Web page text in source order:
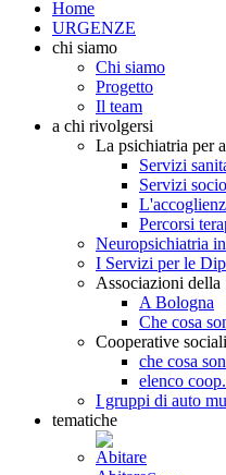
Home
URGENZE
chi siamo
Chi siamo
Progetto
Il team
a chi rivolgersi
La psichiatria per
Servizi
Servizi
Percorsi
Neuropsichiatria
I Servizi per le
Associazioni
A Bologna
Che cosa
Cooperative sociali
che cosa
elenco
I gruppi di auto
tematiche